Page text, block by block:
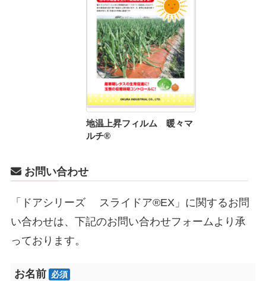
地温上昇フィルム 暖々マ
ルチ®
お問い合わせ
「ドアシリーズ スライドア®EX」に関するお問
い合わせは、下記のお問い合わせフォームより承
っております。
お名前 必須